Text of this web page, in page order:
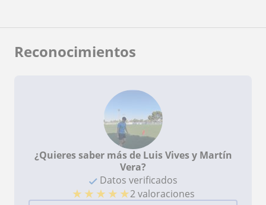
Reconocimientos
¿Quieres saber más de Luis Vives y Martín
Vera?
Datos verificados
★ ★ ★ ★ ★2 valoraciones